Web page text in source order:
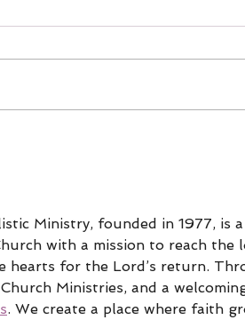
Ministry, founded in 1977, is
with a mission to reach the
hearts for the Lord’s return.
Ministries, and a
. We create a place where faith